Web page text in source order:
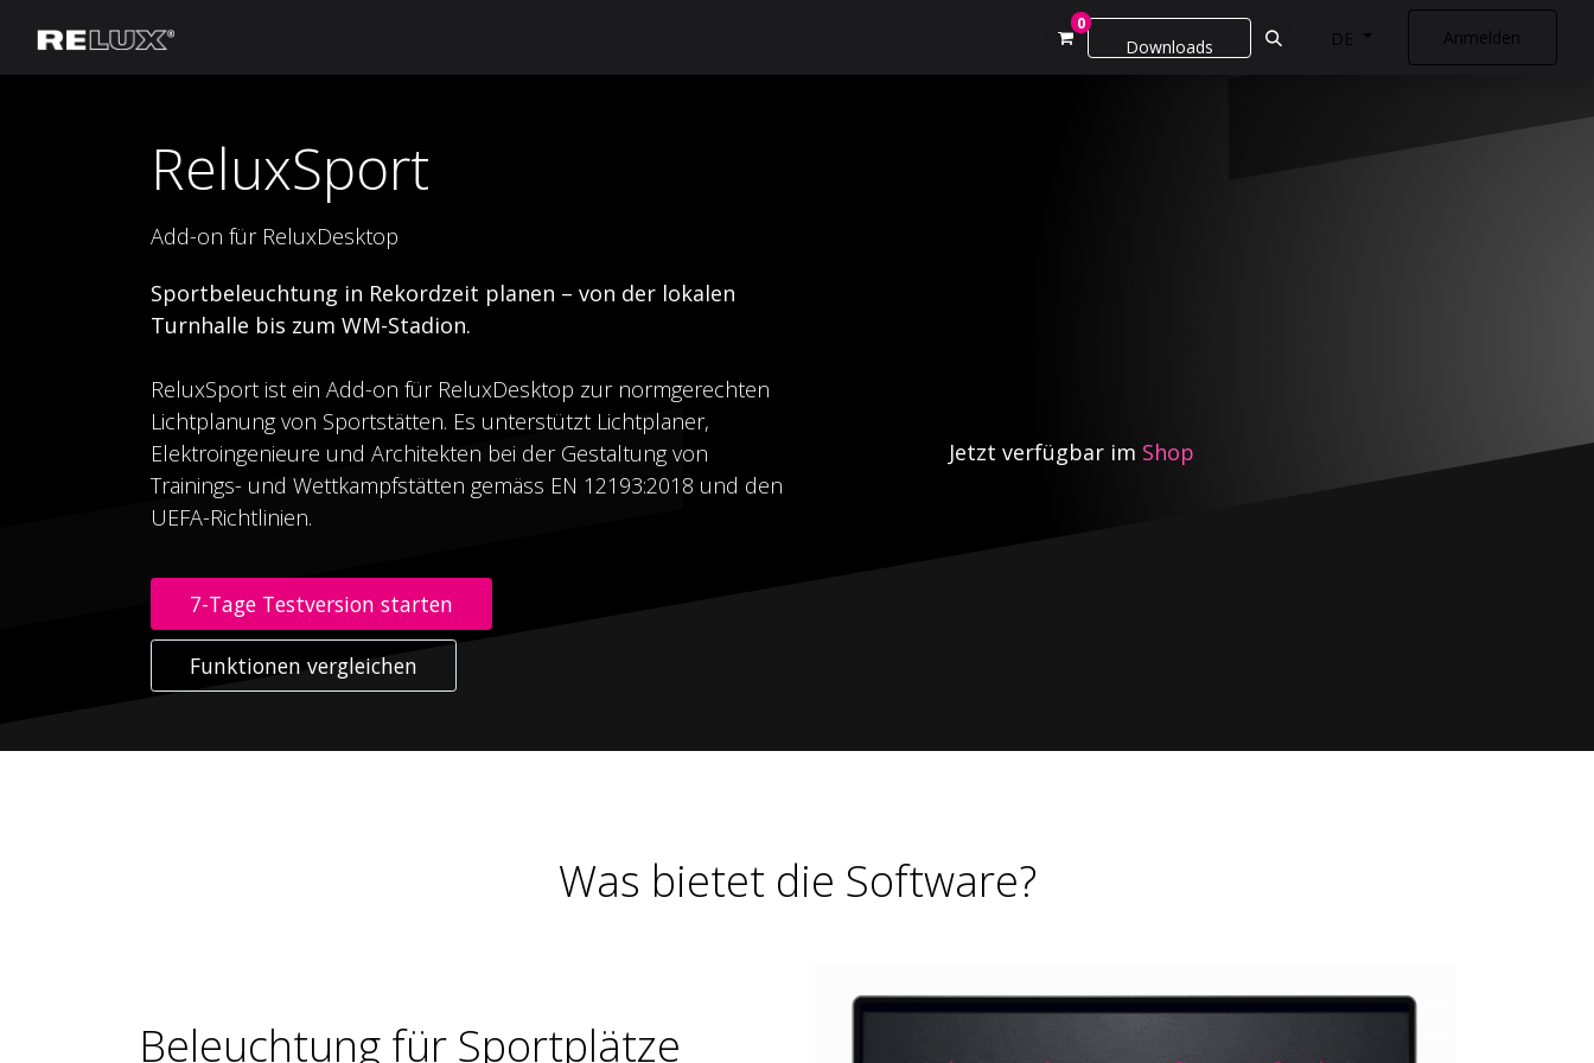
0
Downloads DE Anmelden
ReluxSport
Add-on für ReluxDesktop
Sportbeleuchtung in Rekordzeit planen – von der lokalen
Turnhalle bis zum WM-Stadion.
ReluxSport ist ein Add-on für ReluxDesktop zur normgerechten
Lichtplanung von Sportstätten. Es unterstützt Lichtplaner,
Elektroingenieure und Architekten bei der Gestaltung von
Trainings- und Wettkampfstätten gemäss EN 12193:2018 und den
UEFA-Richtlinien.
7-Tage Testversion starten
Funktionen vergleichen
Jetzt verfügbar im Shop
Was bietet die Software?
Beleuchtung für Sportplätze